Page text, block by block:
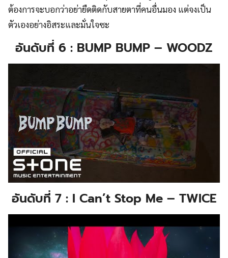
ต้องการจะบอกว่าอย่ายืดติดกับสายตาที่คนอื่นมอง แต่จงเป็น
ตัวเองอย่างอิสระและมั่นใจซะ
อันดับที่ 6 : BUMP BUMP – WOODZ
อันดับที่ 7 : I Can’t Stop Me – TWICE